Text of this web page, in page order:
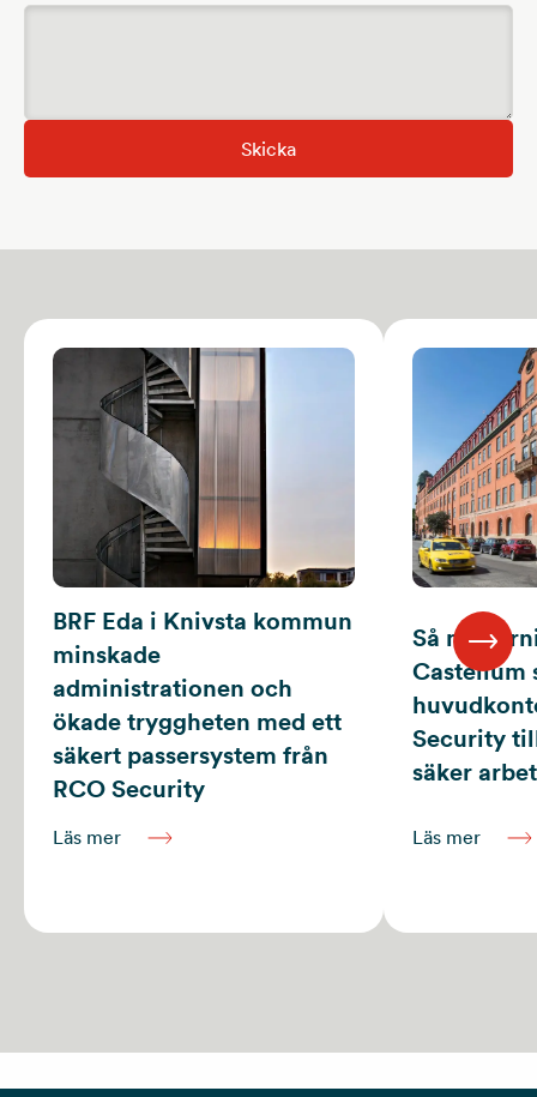
Skicka
BRF Eda i Knivsta kommun
minskade
administrationen och
ökade tryggheten med ett
säkert passersystem från
RCO Security
Läs mer
Så
Castellum
Security
säker
Läs mer